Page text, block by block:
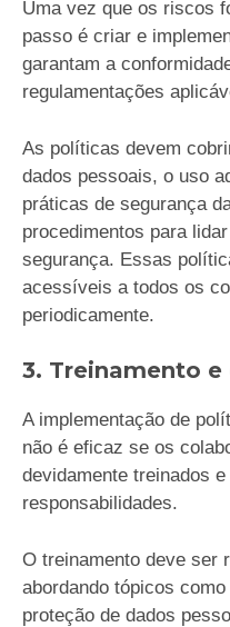
Uma vez que os riscos
passo é criar e
garantam a
regulamentações
As políticas devem
dados pessoais, o uso
práticas de segurança
procedimentos para
segurança. Essas
acessíveis a todos os
periodicamente.
3. Treinamento
A implementação de
não é eficaz se os
devidamente treinados
responsabilidades.
O treinamento deve ser
abordando tópicos
proteção de dados